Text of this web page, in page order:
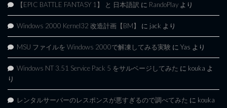
【EPIC BATTLE FANTASY 1】 と 日本語訳 に RandoPlay より
Windows 2000 Kernel32 改造計画【BM】 に jack より
MSU ファイルを Windows 2000で解凍してみる実験 に Yas より
Windows NT 3.51 Service Pack 5 をサルベージしてみた に kouka よ
り
レンタルサーバーのレスポンスが悪すぎるので調べてみた に kouka